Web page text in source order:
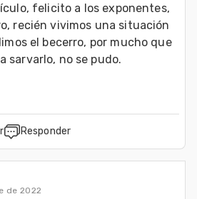
felicito a los exponentes,
recién vivimos una situación
el becerro, por mucho que
sarvarlo, no se pudo.
Responder
de 2022